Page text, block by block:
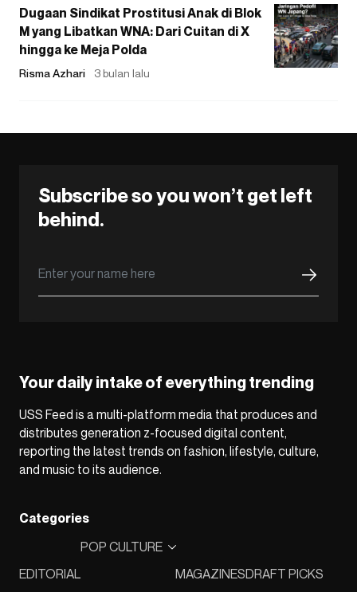
Dugaan Sindikat Prostitusi Anak di Blok
M yang Libatkan WNA: Dari Cuitan di X
hingga ke Meja Polda
Risma Azhari 3 bulan lalu
Subscribe so you won’t get left
behind.
Your daily intake of everything trending
USS Feed is a multi-platform media that produces and
distributes generation z-focused digital content,
reporting the latest trends on fashion, lifestyle, culture,
and music to its audience.
Categories
EDITORIAL
POP CULTURE
MAGAZINESDRAFT PICKS